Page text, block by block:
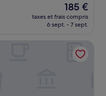
Le
nouveau
prix
de
185 €
185 €
taxes et frais compris
6 sept. - 7 sept.